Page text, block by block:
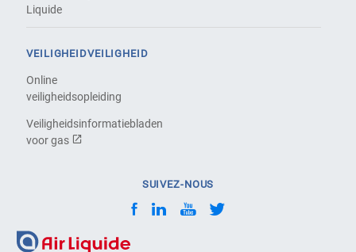
Liquide
VEILIGHEIDVEILIGHEID
Online
veiligheidsopleiding
Veiligheidsinformatiebladen
voor gas
SUIVEZ-NOUS